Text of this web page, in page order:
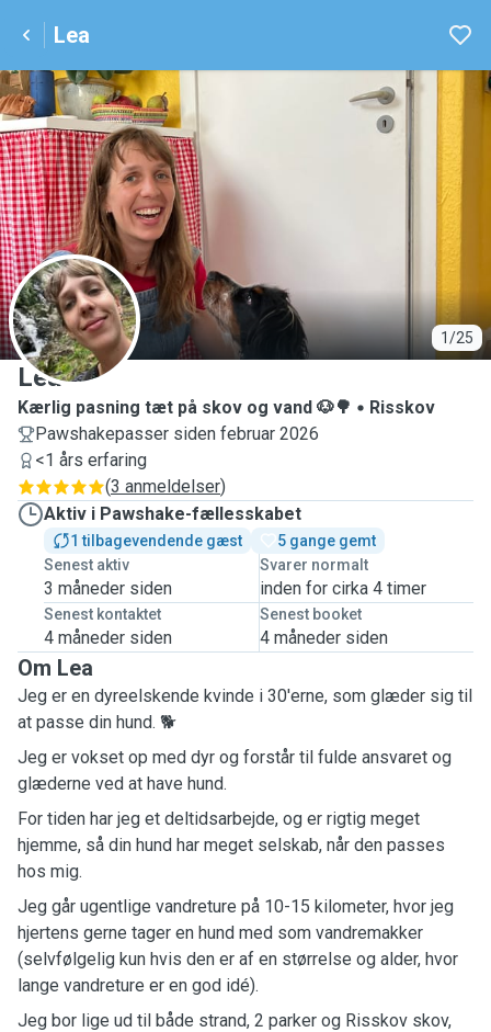
Lea
1/25
L
Lea
Kærlig pasning tæt på skov og vand 🐶🌳
Risskov
Pawshakepasser siden februar 2026
<1 års erfaring
(3 anmeldelser)
Aktiv i Pawshake-fællesskabet
1 tilbagevendende gæst
5 gange gemt
Senest aktiv
3 måneder siden
Svarer normalt
inden for cirka 4 timer
Senest kontaktet
4 måneder siden
Senest booket
4 måneder siden
Om Lea
Jeg er en dyreelskende kvinde i 30'erne, som glæder sig til
at passe din hund. 🐕
Jeg er vokset op med dyr og forstår til fulde ansvaret og
glæderne ved at have hund.
For tiden har jeg et deltidsarbejde, og er rigtig meget
hjemme, så din hund har meget selskab, når den passes
hos mig.
Jeg går ugentlige vandreture på 10-15 kilometer, hvor jeg
hjertens gerne tager en hund med som vandremakker
(selvfølgelig kun hvis den er af en størrelse og alder, hvor
lange vandreture er en god idé).
Jeg bor lige ud til både strand, 2 parker og Risskov skov,